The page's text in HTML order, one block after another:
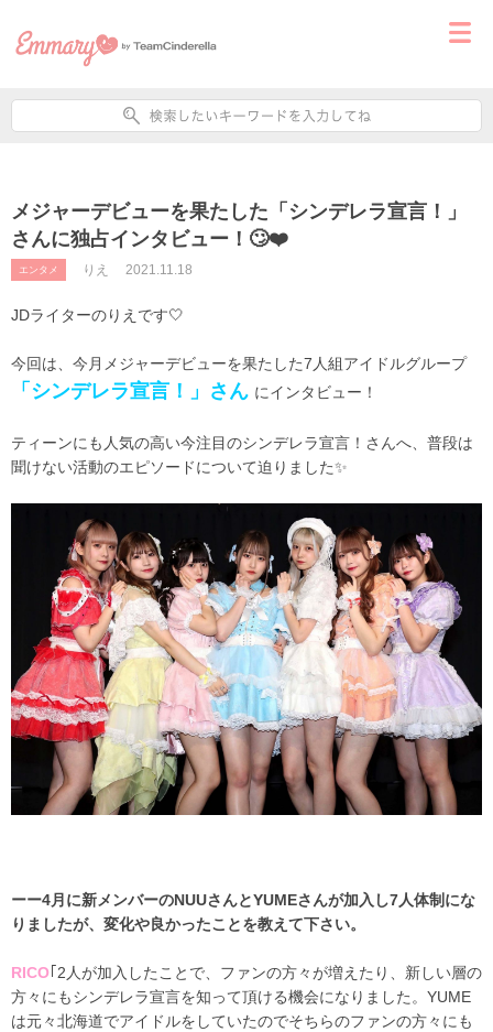
メジャーデビューを果たした「シンデレラ宣言！」
さんに独占インタビュー！🙄❤️
エンタメ りえ 2021.11.18
JDライターのりえです🤍
今回は、今月メジャーデビューを果たした7人組アイドルグループ
「シンデレラ宣言！」さん にインタビュー！
ティーンにも人気の高い今注目のシンデレラ宣言！さんへ、普段は
聞けない活動のエピソードについて迫りました✨
ーー4月に新メンバーのNUUさんとYUMEさんが加入し7人体制にな
りましたが、変化や良かったことを教えて下さい。
RICO ｢2人が加入したことで、ファンの方々が増えたり、新しい層の
方々にもシンデレラ宣言を知って頂ける機会になりました。YUME
は元々北海道でアイドルをしていたのでそちらのファンの方々にも